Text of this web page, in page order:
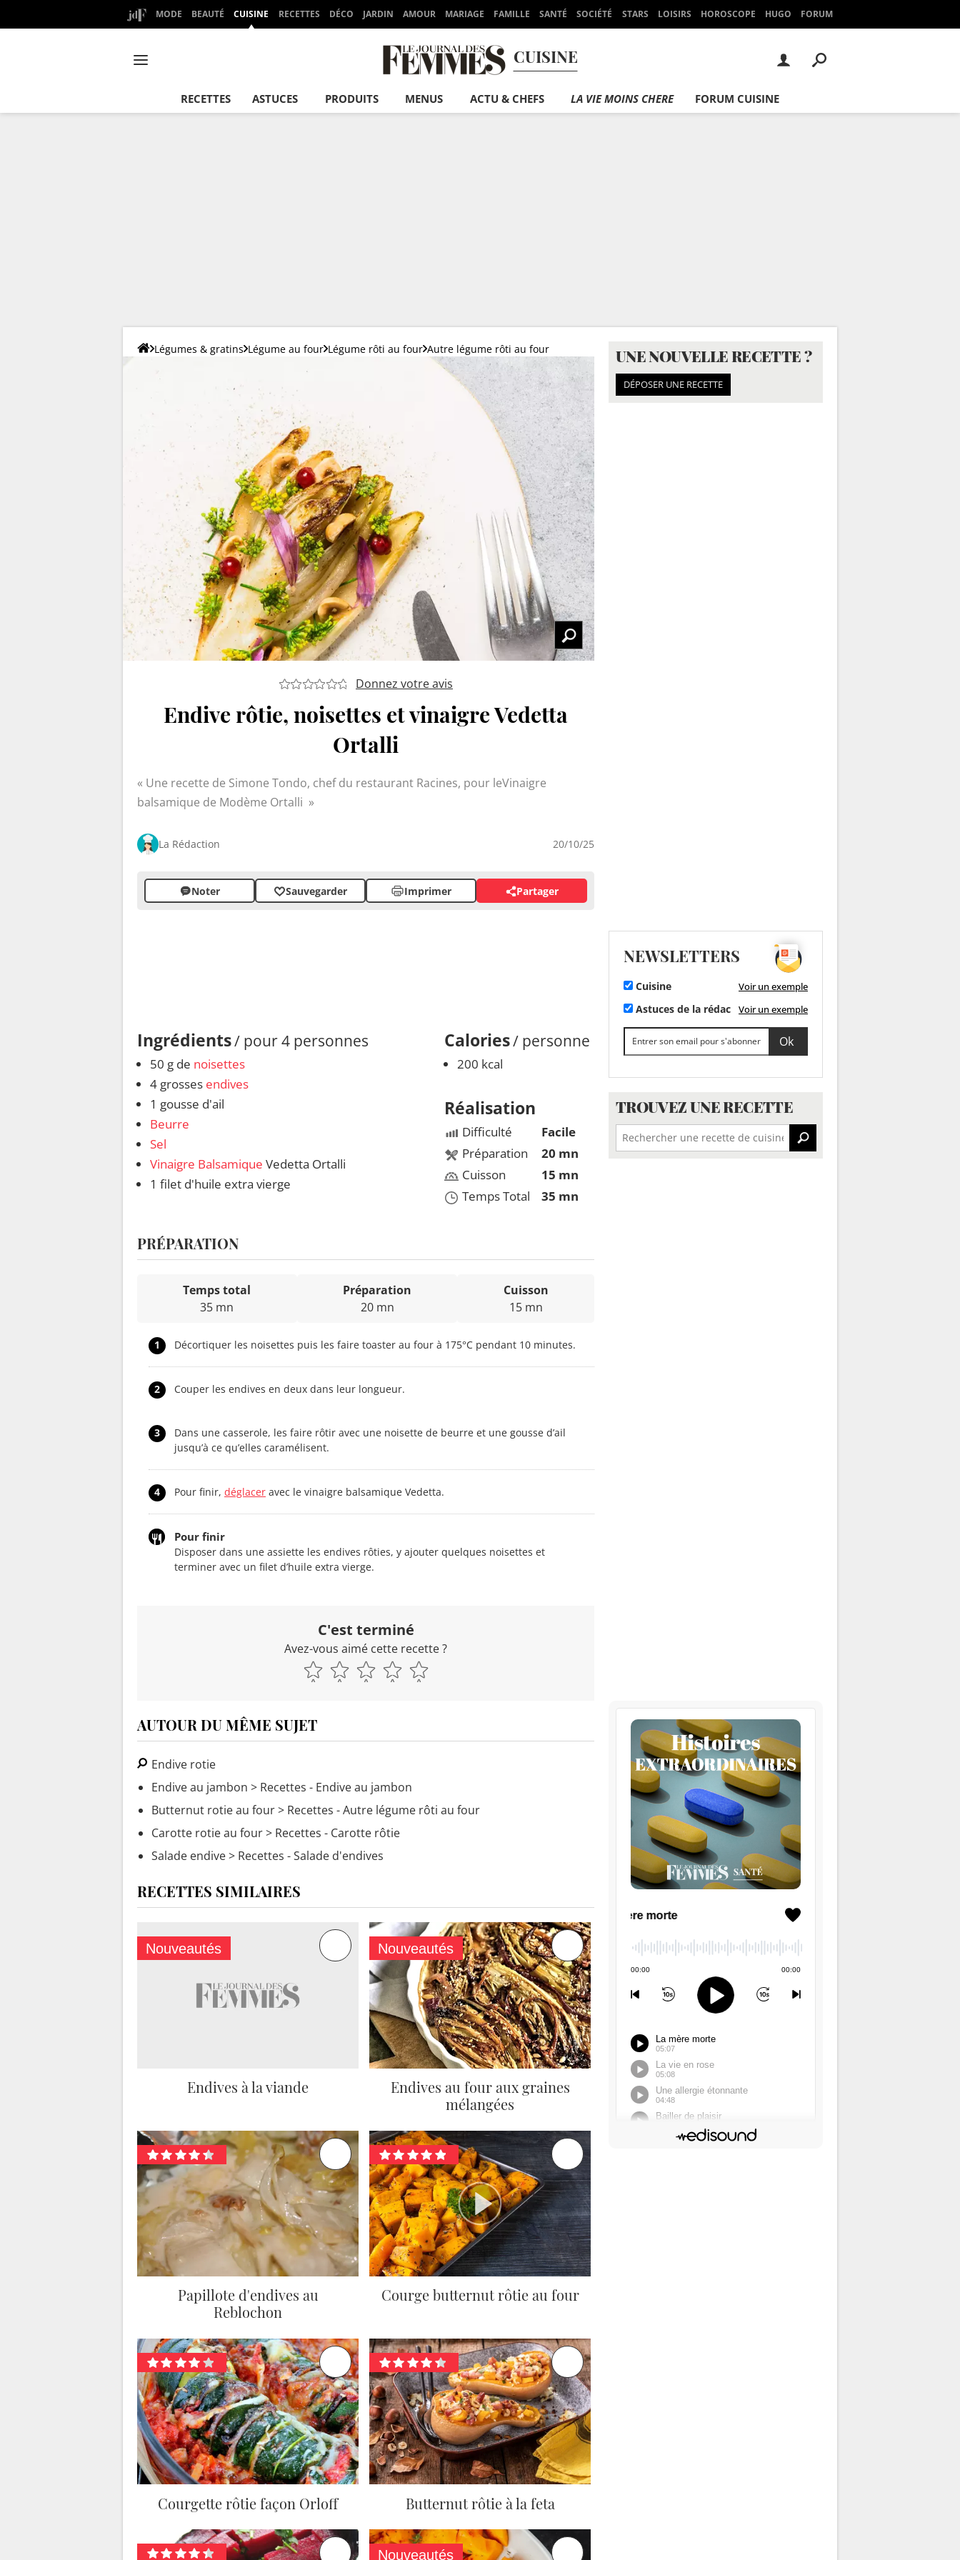
MODE BEAUTÉ CUISINE RECETTES DÉCO JARDIN AMOUR MARIAGE FAMILLE SANTÉ SOCIÉTÉ STARS LOISIRS HOROSCOPE HUGO FORUM
CUISINE
RECETTES ASTUCES PRODUITS MENUS ACTU & CHEFS LA VIE MOINS CHERE FORUM CUISINE
Légumes & gratins Légume au four Légume rôti au four Autre légume rôti au four
Donnez votre avis
Endive rôtie, noisettes et vinaigre Vedetta
Ortalli
Une recette de Simone Tondo, chef du restaurant Racines, pour leVinaigre
balsamique de Modème Ortalli
La Rédaction 20/10/25
Noter Sauvegarder Imprimer Partager
Ingrédients/ pour 4 personnes
50 g de noisettes
4 grosses endives
1 gousse d'ail
Beurre
Sel
Vinaigre Balsamique Vedetta Ortalli
1 filet d'huile extra vierge
Calories/ personne
200 kcal
Réalisation
Difficulté
Préparation
Cuisson
Temps Total
Facile
20 mn
15 mn
35 mn
PRÉPARATION
Temps total
35 mn
Préparation
20 mn
Cuisson
15 mn
1 Décortiquer les noisettes puis les faire toaster au four à 175°C pendant 10 minutes.
2 Couper les endives en deux dans leur longueur.
3
Dans une casserole, les faire rôtir avec une noisette de beurre et une gousse d’ail
jusqu’à ce qu’elles caramélisent.
4 Pour finir, déglacer avec le vinaigre balsamique Vedetta.
Pour finir
Disposer dans une assiette les endives rôties, y ajouter quelques noisettes et
terminer avec un filet d’huile extra vierge.
C'est terminé
Avez-vous aimé cette recette ?
AUTOUR DU MÊME SUJET
Endive rotie
Endive au jambon > Recettes - Endive au jambon
Butternut rotie au four> Recettes - Autre légume rôti au four
Carotte rotie au four> Recettes - Carotte rôtie
Salade endive> Recettes - Salade d'endives
RECETTES SIMILAIRES
Nouveautés
Endives à la viande
Nouveautés
Endives au four aux graines
mélangées
Papillote d'endives au
Reblochon
Courge butternut rôtie au four
Courgette rôtie façon Orloff Butternut rôtie à la feta
Nouveautés
UNE NOUVELLE RECETTE ?
DÉPOSER UNE RECETTE
NEWSLETTERS
Cuisine Voir un exemple
Astuces de la rédac Voir un exemple
TROUVEZ UNE RECETTE